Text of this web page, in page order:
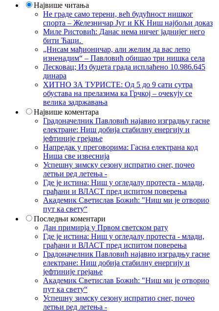
Највише читања
Не граде само терени, већ будућност нишког
спорта – Железничар Југ и КК Ниш најбољи доказ
Миле Ристовић: Данас нема ничег јаднијег него
бити Ћаци.
„Нисам мађионичар, али желим да вас лепо
изненадим“ – Павловић обишао три нишка села
Лесковац; Из буџета града исплаћено 10.986.645
динара
ХИТНО ЗА ТУРИСТЕ: Од 5 до 9 сати сутра
обустава на прелазима ка Грчкој – очекују се
велика задржавања
Највише коментара
Градоначелник Павловић најавио изградњу гасне
електране: Ниш добија стабилну енергију и
јефтиније грејање
Напредак у преговорима: Гасна електрана код
Ниша све извеснија
Успешну зимску сезону испратио снег, почео
летњи ред летења -
Где је истина: Ниш у огледалу протеста - млади,
грађани и ВЛАСТ пред испитом поверења
Академик Светислав Божић: "Ниш ми је отворио
пут ка свету“
Последњи коментари
Дан примирја у Првом светском рату
Где је истина: Ниш у огледалу протеста - млади,
грађани и ВЛАСТ пред испитом поверења
Градоначелник Павловић најавио изградњу гасне
електране: Ниш добија стабилну енергију и
јефтиније грејање
Академик Светислав Божић: "Ниш ми је отворио
пут ка свету“
Успешну зимску сезону испратио снег, почео
летњи ред летења -